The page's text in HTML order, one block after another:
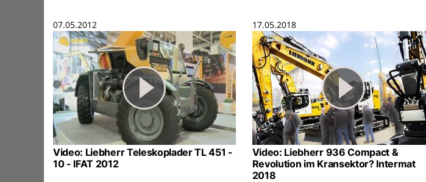
07.05.2012
Video: Liebherr Teleskoplader TL 451 -
10 - IFAT 2012
17.05.2018
Video: Liebherr 936 Compact &
Revolution im Kransektor? Intermat
2018